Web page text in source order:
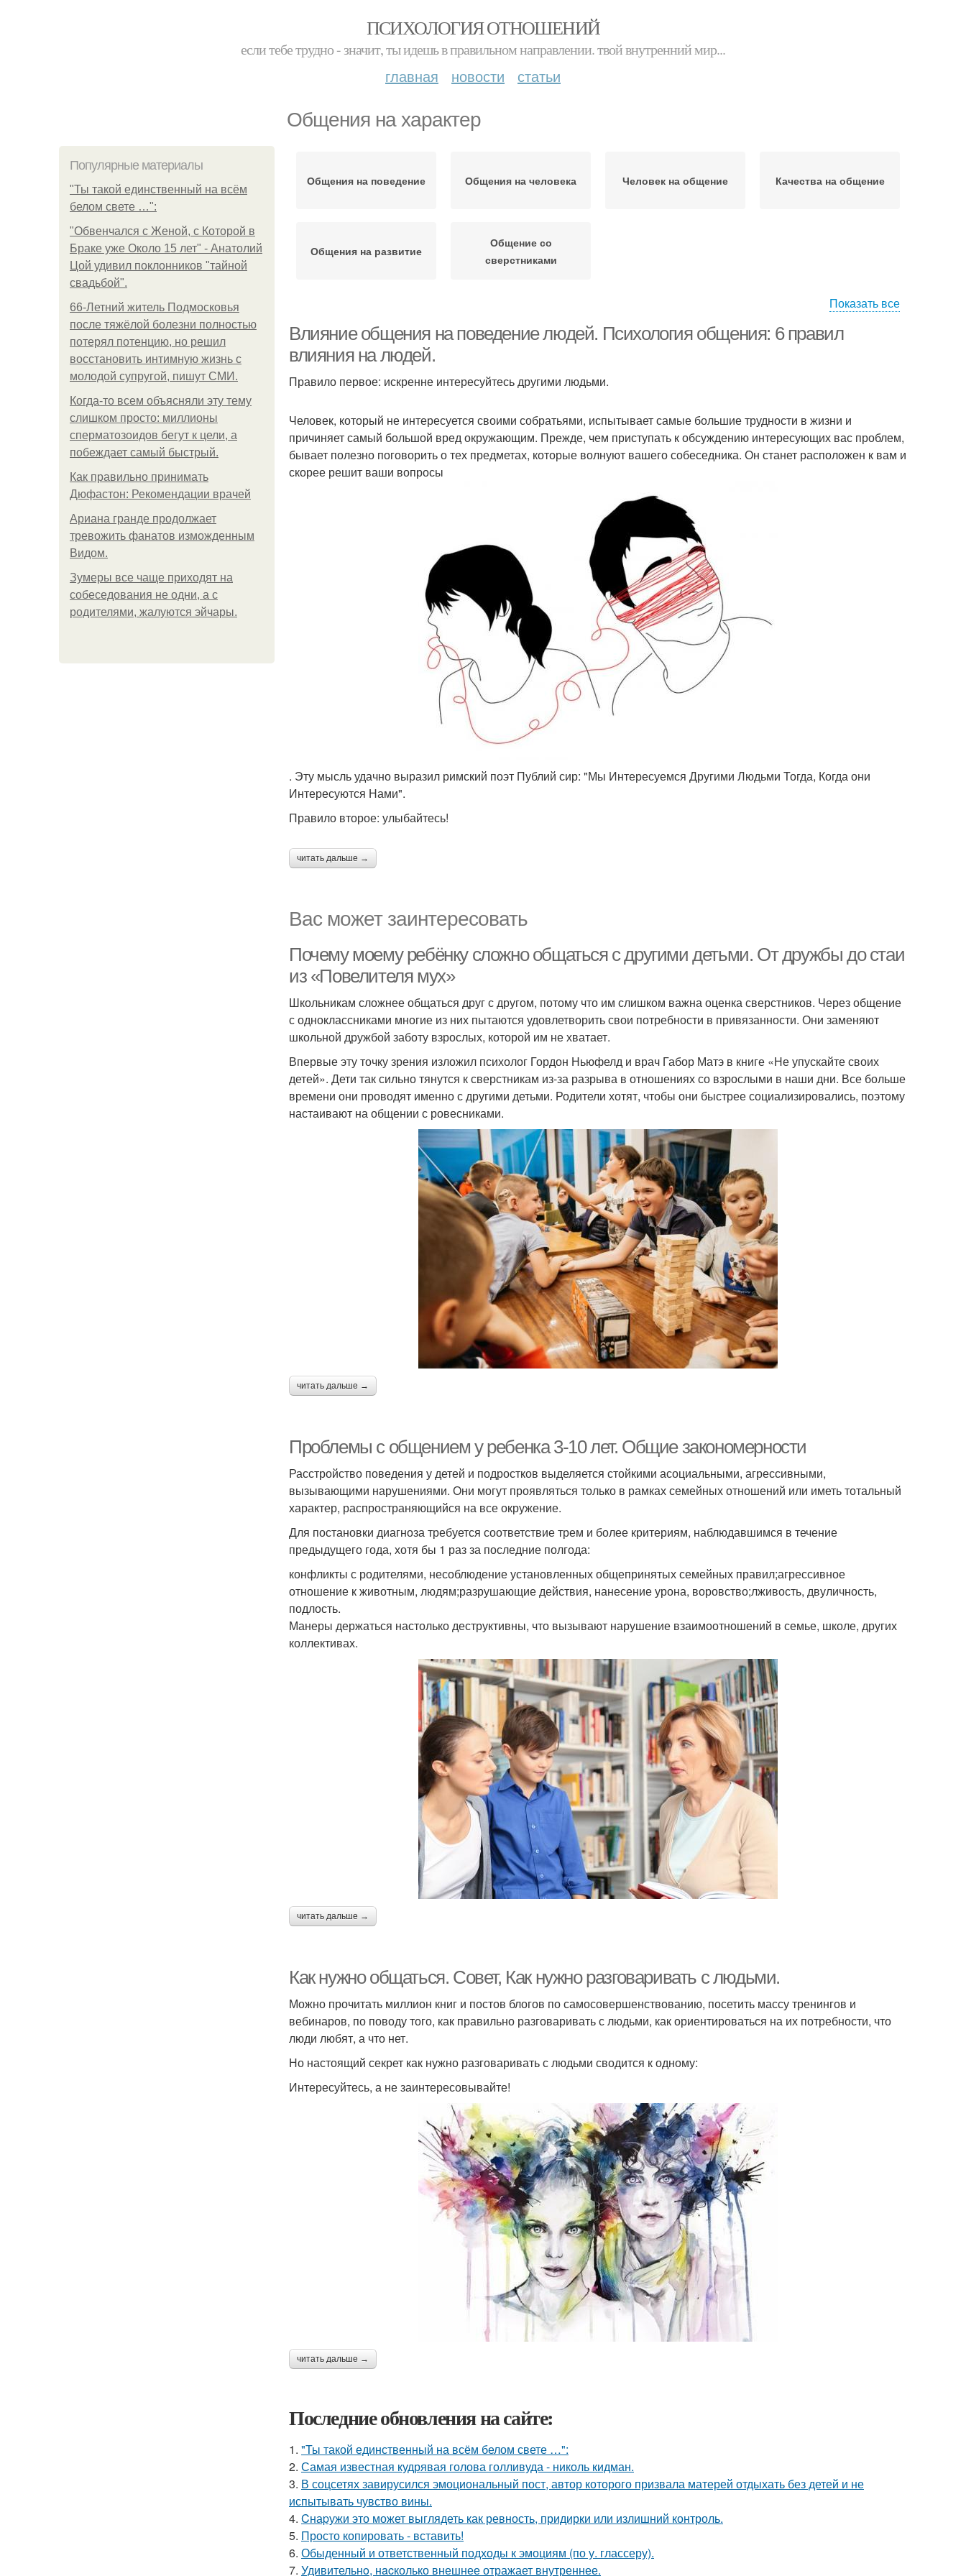
ПСИХОЛОГИЯ ОТНОШЕНИЙ
если тебе трудно - значит, ты идешь в правильном направлении. твой внутренний мир...
главная новости статьи
Общения на характер
Популярные материалы
"Ты такой единственный на всём
белом свете …":
"Обвенчался с Женой, с Которой в
Браке уже Около 15 лет" - Анатолий
Цой удивил поклонников "тайной
свадьбой".
66-Летний житель Подмосковья
после тяжёлой болезни полностью
потерял потенцию, но решил
восстановить интимную жизнь с
молодой супругой, пишут СМИ.
Когда-то всем объясняли эту тему
слишком просто: миллионы
сперматозоидов бегут к цели, а
побеждает самый быстрый.
Как правильно принимать
Дюфастон: Рекомендации врачей
Ариана гранде продолжает
тревожить фанатов изможденным
Видом.
Зумеры все чаще приходят на
собеседования не одни, а с
родителями, жалуются эйчары.
Общения на поведение Общения на человека Человек на общение Качества на общение
Общения на развитие
Общение со
сверстниками
Показать все
Влияние общения на поведение людей. Психология общения: 6 правил
влияния на людей.
Правило первое: искренне интересуйтесь другими людьми.
Человек, который не интересуется своими собратьями, испытывает самые большие трудности в жизни и
причиняет самый большой вред окружающим. Прежде, чем приступать к обсуждению интересующих вас проблем,
бывает полезно поговорить о тех предметах, которые волнуют вашего собеседника. Он станет расположен к вам и
скорее решит ваши вопросы
. Эту мысль удачно выразил римский поэт Публий сир: "Мы Интересуемся Другими Людьми Тогда, Когда они
Интересуются Нами".
Правило второе: улыбайтесь!
читать дальше →
Вас может заинтересовать
Почему моему ребёнку сложно общаться с другими детьми. От дружбы до стаи
из «Повелителя мух»
Школьникам сложнее общаться друг с другом, потому что им слишком важна оценка сверстников. Через общение
с одноклассниками многие из них пытаются удовлетворить свои потребности в привязанности. Они заменяют
школьной дружбой заботу взрослых, которой им не хватает.
Впервые эту точку зрения изложил психолог Гордон Ньюфелд и врач Габор Матэ в книге «Не упускайте своих
детей». Дети так сильно тянутся к сверстникам из-за разрыва в отношениях со взрослыми в наши дни. Все больше
времени они проводят именно с другими детьми. Родители хотят, чтобы они быстрее социализировались, поэтому
настаивают на общении с ровесниками.
читать дальше →
Проблемы с общением у ребенка 3-10 лет. Общие закономерности
Расстройство поведения у детей и подростков выделяется стойкими асоциальными, агрессивными,
вызывающими нарушениями. Они могут проявляться только в рамках семейных отношений или иметь тотальный
характер, распространяющийся на все окружение.
Для постановки диагноза требуется соответствие трем и более критериям, наблюдавшимся в течение
предыдущего года, хотя бы 1 раз за последние полгода:
конфликты с родителями, несоблюдение установленных общепринятых семейных правил;агрессивное
отношение к животным, людям;разрушающие действия, нанесение урона, воровство;лживость, двуличность,
подлость.
Манеры держаться настолько деструктивны, что вызывают нарушение взаимоотношений в семье, школе, других
коллективах.
читать дальше →
Как нужно общаться. Совет, Как нужно разговаривать с людьми.
Можно прочитать миллион книг и постов блогов по самосовершенствованию, посетить массу тренингов и
вебинаров, по поводу того, как правильно разговаривать с людьми, как ориентироваться на их потребности, что
люди любят, а что нет.
Но настоящий секрет как нужно разговаривать с людьми сводится к одному:
Интересуйтесь, а не заинтересовывайте!
читать дальше →
Последние обновления на сайте:
1. "Ты такой единственный на всём белом свете …":
2. Самая известная кудрявая голова голливуда - николь кидман.
3. В соцсетях завирусился эмоциональный пост, автор которого призвала матерей отдыхать без детей и не
испытывать чувство вины.
4. Cнаpужи это может выглядеть как ревность, придирки или излишний контроль.
5. Просто копировать - вставить!
6. Обыденный и ответственный подходы к эмоциям (по у. глассеру).
7. Удивительнo, нacколько внешнее отражает внутреннее.